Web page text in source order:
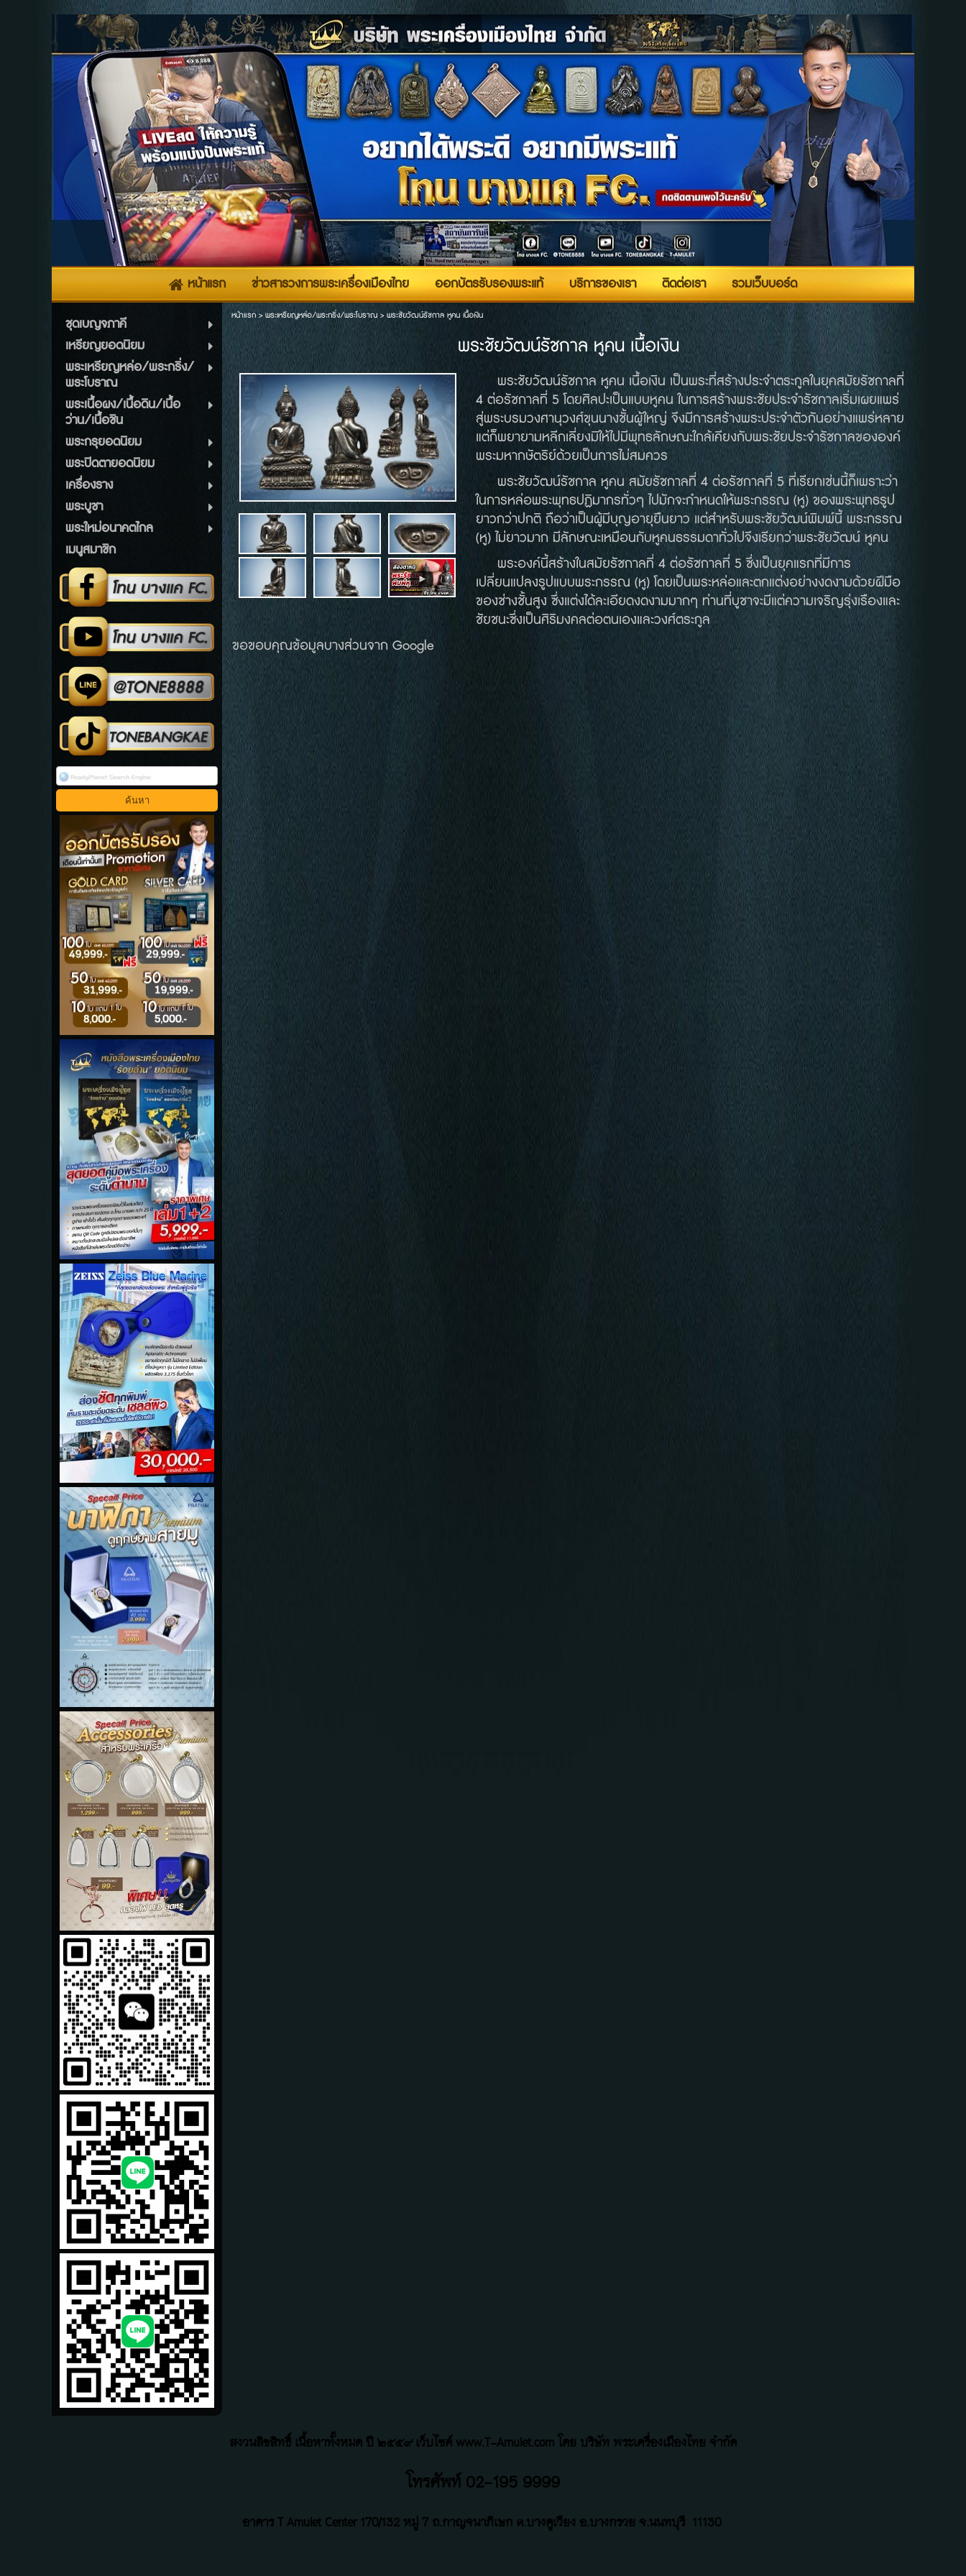
หน้าแรก ข่าวสารวงการพระเครื่องเมืองไทย ออกบัตรรับรองพระแท้ บริการของเรา ติดต่อเรา รวมเว็บบอร์ด
ชุดเบญจภาคี
เหรียญยอดนิยม
พระเหรียญหล่อ/พระกริ่ง/
พระโบราณ
พระเนื้อผง/เนื้อดิน/เนื้อ
ว่าน/เนื้อชิน
พระกรุยอดนิยม
พระปิดตายอดนิยม
เครื่องราง
พระบูชา
พระใหม่อนาคตไกล
เมนูสมาชิก
หน้าแรก> พระเหรียญหล่อ/พระกริ่ง/พระโบราณ>พระชัยวัฒน์รัชกาล หูคน เนื้อเงิน
พระชัยวัฒน์รัชกาล หูคน เนื้อเงิน
พระชัยวัฒน์รัชกาล หูคน เนื้อเงิน เป็นพระที่สร้างประจำตระกูลในยุคสมัยรัชกาลที่
4ต่อรัชกาลที่ 5โดยศิลปะเป็นแบบหูคน ในการสร้างพระชัยประจำรัชกาลเริ่มเผยแพร่
สู่พระบรมวงศานุวงศ์ขุนนางชั้นผู้ใหญ่ จึงมีการสร้างพระประจำตัวกันอย่างแพร่หลาย
แต่ก็พยายามหลีกเลี่ยงมิให้ไปมีพุทธลักษณะใกล้เคียงกับพระชัยประจำรัชกาลขององค์
พระมหากษัตริย์ด้วยเป็นการไม่สมควร
พระชัยวัฒน์รัชกาล หูคน สมัยรัชกาลที่ 4ต่อรัชกาลที่5ที่เรียกเช่นนี้ก็เพราะว่า
ในการหล่อพระพุทธปฏิมากรทั่วๆ ไปมักจะกำหนดให้พระกรรณ(หู)ของพระพุทธรูป
ยาวกว่าปกติ ถือว่าเป็นผู้มีบุญอายุยืนยาว แต่สำหรับพระชัยวัฒน์พิมพ์นี้ พระกรรณ
(หู)ไม่ยาวมาก มีลักษณะเหมือนกับหูคนธรรมดาทั่วไปจึงเรียกว่าพระชัยวัฒน์ หูคน
พระองค์นี้สร้างในสมัยรัชกาลที่4ต่อรัชกาลที่5ซึ่งเป็นยุคแรกที่มีการ
เปลี่ยนแปลงรูปแบบพระกรรณ (หู)โดยเป็นพระหล่อและตกแต่งอย่างงดงามด้วยฝีมือ
ของช่างชั้นสูง ซึ่งแต่งได้ละเอียดงดงามมากๆ ท่านที่บูชาจะมีแต่ความเจริญรุ่งเรืองและ
ชัยชนะซึ่งเป็นศิริมงคลต่อตนเองและวงศ์ตระกูล
ขอขอบคุณข้อมูลบางส่วนจากGoogle
สงวนลิขสิทธิ์ เนื้อหาทั้งหมด ปี ๒๕๕๙ เว็บไซค์ www.T-Amulet.com โดย บริษัท พระเครื่องเมืองไทย จำกัด
โทรศัพท์ 02-195 9999
อาคาร T Amulet Center170/132 หมู่ 7 ถ.กาญจนาภิเษก ต.บางคูเวียง อ.บางกรวย จ.นนทบุรี 11130